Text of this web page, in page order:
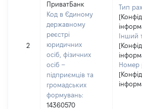
2
ПриватБанк
Код в Єдиному
державному
реєстрі
юридичних
осіб, фізичних
осіб –
підприємців та
громадських
формувань:
14360570
Тип
Інший
Номер